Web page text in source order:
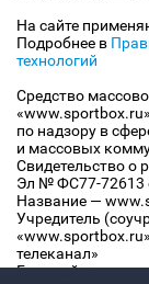
На сайте
Подробнее в
технологий
Средство
по надзору в
и массовых
Свидетельство о
Эл № ФС77-72613
Название —
Учредитель
телеканал»
Главный